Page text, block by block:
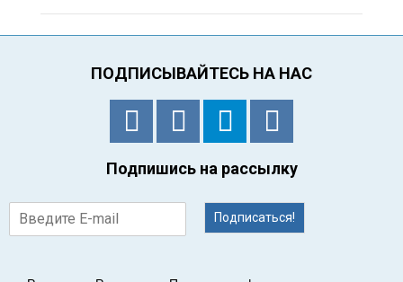
ПОДПИСЫВАЙТЕСЬ НА НАС
Подпишись на рассылку
Подписаться!